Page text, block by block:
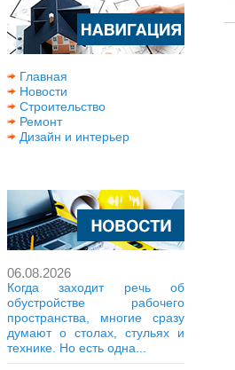
Главная
Новости
Строительство
Ремонт
Дизайн и интерьер
06.08.2026
Когда заходит речь об
обустройстве рабочего
пространства, многие сразу
думают о столах, стульях и
технике. Но есть одна...